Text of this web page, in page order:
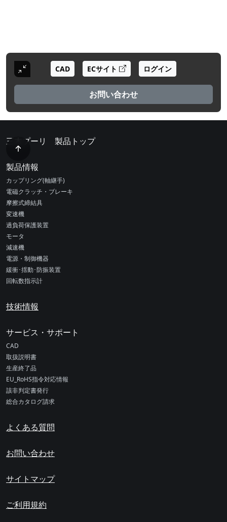
CAD ECサイト ログイン
お問い合わせ
三木プーリ 製品トップ
製品情報
カップリング(軸継手)
電磁クラッチ・ブレーキ
摩擦式締結具
変速機
過負荷保護装置
モータ
減速機
電源・制御機器
緩衝･揺動･防振装置
回転数指示計
技術情報
サービス・サポート
CAD
取扱説明書
生産終了品
EU_RoHS指令対応情報
該非判定書発行
総合カタログ請求
よくある質問
お問い合わせ
サイトマップ
ご利用規約